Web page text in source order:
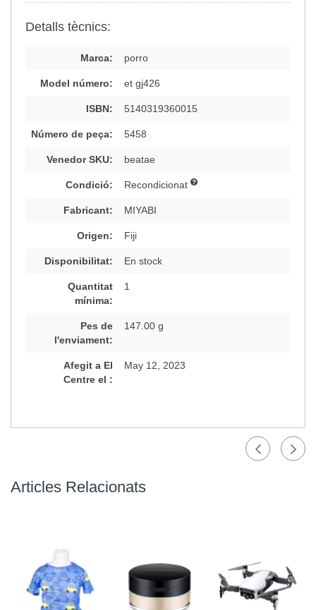
Detalls tècnics:
Marca: porro
Model número: et gj426
ISBN: 5140319360015
Número de peça: 5458
Venedor SKU: beatae
Condició: Recondicionat
Fabricant: MIYABI
Origen: Fiji
Disponibilitat: En stock
Quantitat
mínima:
1
Pes de
l'enviament:
147.00 g
Afegit a El
Centre el :
May 12, 2023
Articles Relacionats